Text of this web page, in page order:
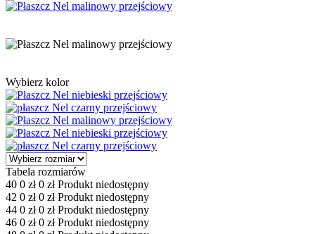
Wybierz kolor
Tabela rozmiarów
40 0 zł 0 zł Produkt niedostępny
42 0 zł 0 zł Produkt niedostępny
44 0 zł 0 zł Produkt niedostępny
46 0 zł 0 zł Produkt niedostępny